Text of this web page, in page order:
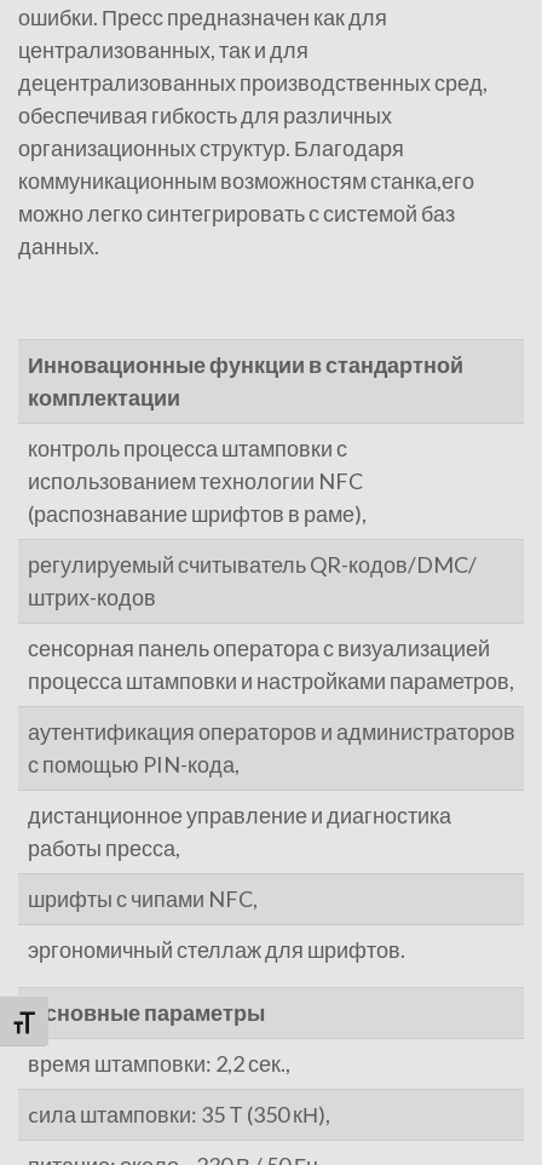
Переключить на увеличенный шрифт
ошибки. Пресс предназначен как для
централизованных, так и для
децентрализованных производственных сред,
обеспечивая гибкость для различных
организационных структур. Благодаря
коммуникационным возможностям станка,его
можно легко синтегрировать с системой баз
данных.
Инновационные функции в стандартной
комплектации
контроль процесса штамповки с
использованием технологии NFC
(распознавание шрифтов в раме),
регулируемый считыватель QR-кодов/DMC/
штрих-кодов
сенсорная панель оператора с визуализацией
процесса штамповки и настройками параметров,
аутентификация операторов и администраторов
с помощью PIN-кода,
дистанционное управление и диагностика
работы пресса,
шрифты с чипами NFC,
эргономичный стеллаж для шрифтов.
Основные параметры
время штамповки: 2,2 сек.,
cила штамповки: 35 T (350 кН),